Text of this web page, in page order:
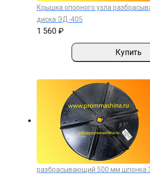
Крышка опорного узла
диска ЭД-405
1 560 ₽
Купить
разбрасывающий 500 мм шпонка